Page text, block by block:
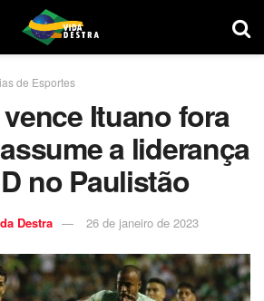
de Esportes
Ituano fora
a liderança
no Paulistão
Destra 26 de janeiro de 2023